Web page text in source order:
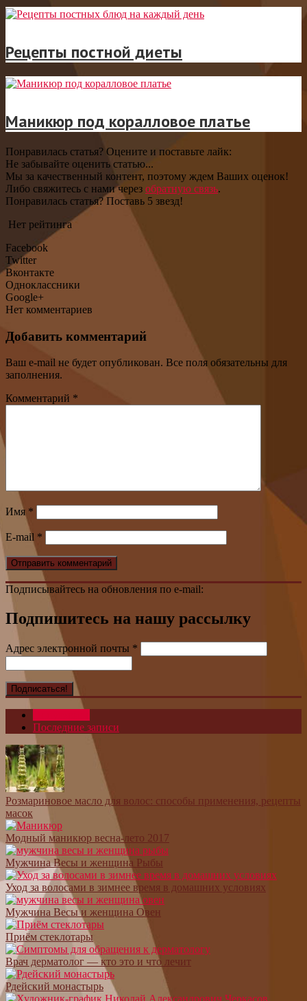
Рецепты постной диеты
Маникюр под коралловое платье
Понравилась статья? Оцените и поставьте лайк:
Не забывайте оценить статью...
Мы за качественный контент, поэтому ждем Ваших оценок!
Либо свяжитесь с нами через обратную связь.
Понравилась статья? Поставь 5 звезд!
Нет рейтинга
Facebook
Twitter
Вконтакте
Одноклассники
Google+
Нет комментариев
Добавить комментарий
Ваш e-mail не будет опубликован. Все поля обязательны для
заполнения.
Комментарий *
Имя *
E-mail *
Подписывайтесь на обновления по e-mail:
Подпишитесь на нашу рассылку
Адрес электронной почты *
Последние записи
Розмариновое масло для волос: способы применения, рецепты
масок
Модный маникюр весна-лето 2017
Мужчина Весы и женщина Рыбы
Уход за волосами в зимнее время в домашних условиях
Мужчина Весы и женщина Овен
Приём стеклотары
Врач дерматолог — кто это и что лечит
Рдейский монастырь